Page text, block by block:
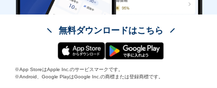
無料ダウンロードはこちら
※App StoreはApple Inc.のサービスマークです。
※Android、Google PlayはGoogle Inc.の商標または登録商標です。